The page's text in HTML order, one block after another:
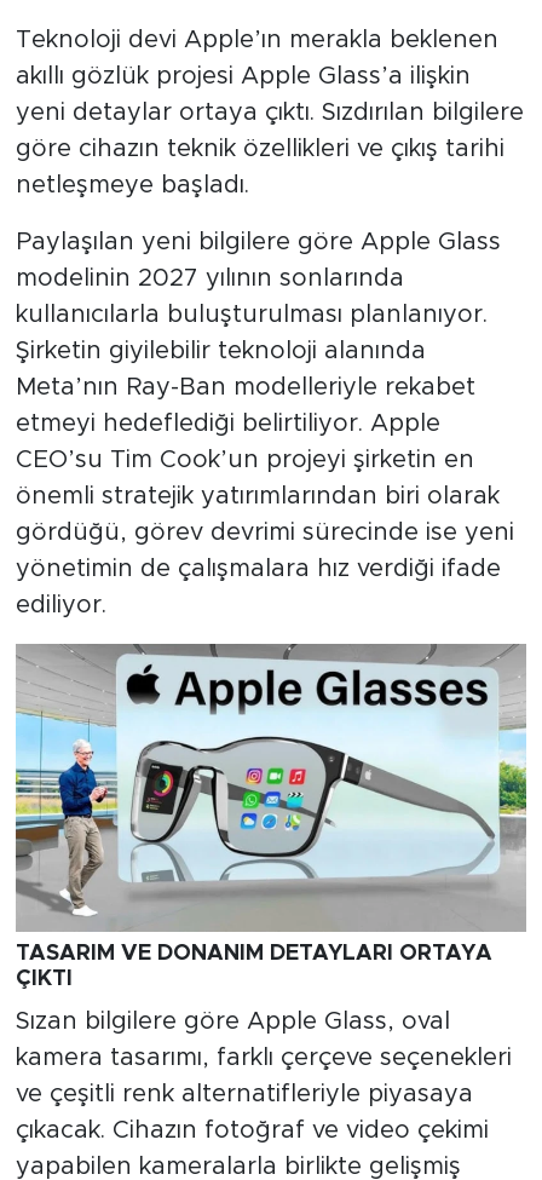
Teknoloji devi Apple’ın merakla beklenen
akıllı gözlük projesi Apple Glass’a ilişkin
yeni detaylar ortaya çıktı. Sızdırılan bilgilere
göre cihazın teknik özellikleri ve çıkış tarihi
netleşmeye başladı.
Paylaşılan yeni bilgilere göre Apple Glass
modelinin 2027 yılının sonlarında
kullanıcılarla buluşturulması planlanıyor.
Şirketin giyilebilir teknoloji alanında
Meta’nın Ray-Ban modelleriyle rekabet
etmeyi hedeflediği belirtiliyor. Apple
CEO’su Tim Cook’un projeyi şirketin en
önemli stratejik yatırımlarından biri olarak
gördüğü, görev devrimi sürecinde ise yeni
yönetimin de çalışmalara hız verdiği ifade
ediliyor.
TASARIM VE DONANIM DETAYLARI ORTAYA
ÇIKTI
Sızan bilgilere göre Apple Glass, oval
kamera tasarımı, farklı çerçeve seçenekleri
ve çeşitli renk alternatifleriyle piyasaya
çıkacak. Cihazın fotoğraf ve video çekimi
yapabilen kameralarla birlikte gelişmiş